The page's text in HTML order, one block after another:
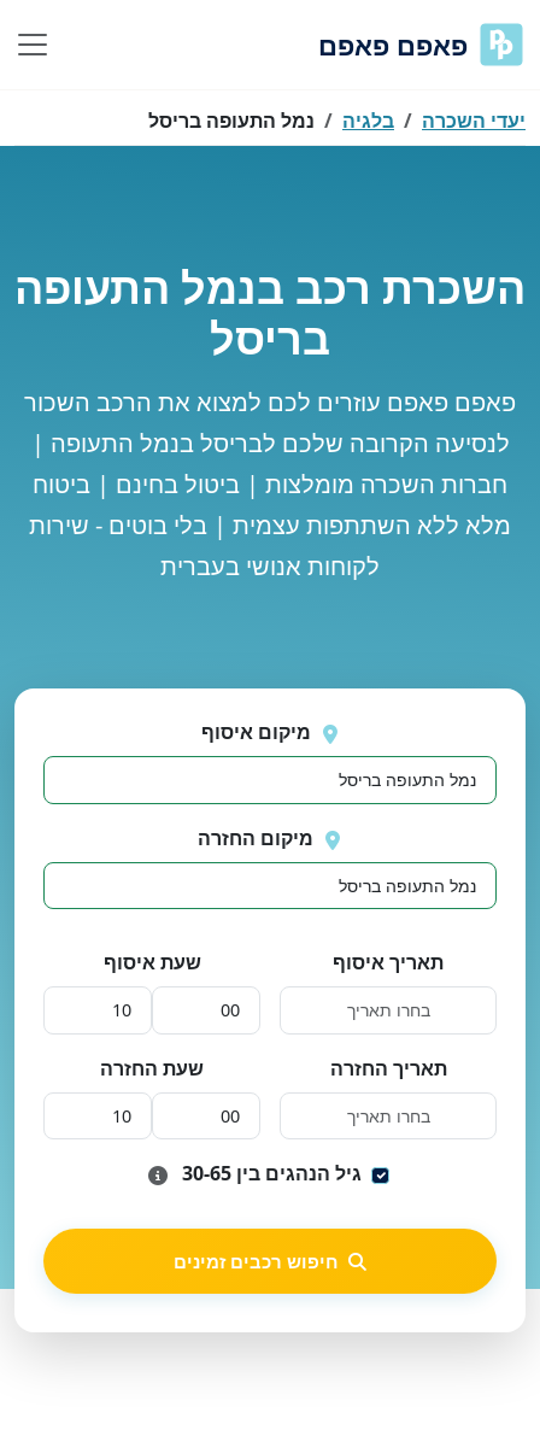
פאפם פאפם
יעדי השכרה בלגיה נמל התעופה בריסל
השכרת רכב בנמל התעופה
בריסל
פאפם פאפם עוזרים לכם למצוא את הרכב השכור
לנסיעה הקרובה שלכם לבריסל בנמל התעופה |
חברות השכרה מומלצות | ביטול בחינם | ביטוח
מלא ללא השתתפות עצמית | בלי בוטים - שירות
לקוחות אנושי בעברית
שוב
מיקום איסוף
מיקום החזרה
תאריך איסוף שעת איסוף
תאריך החזרה שעת החזרה
גיל הנהגים בין 30-65
חיפוש רכבים זמינים